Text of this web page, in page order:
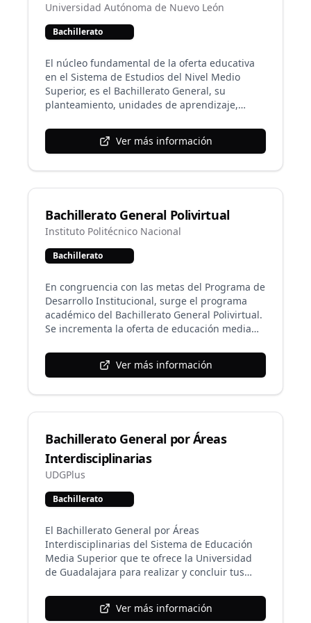
Universidad Autónoma de Nuevo León
Bachillerato
El núcleo fundamental de la oferta educativa
en el Sistema de Estudios del Nivel Medio
Superior, es el Bachillerato General, su
planteamiento, unidades de aprendizaje,
variantes. Este programa educativo tiene una
duración de cuatro semestres con 90 créditos
cursadas en línea a través de la Plataforma
Institucional de la UANL: NEXUS, plataforma
y exámenes.
Ver más información
Bachillerato General Polivirtual
Instituto Politécnico Nacional
Bachillerato
En congruencia con las metas del Programa de
Desarrollo Institucional, surge el programa
académico del Bachillerato General Polivirtual.
Se incrementa la oferta de educación media
programa enfocado en el prendizaje de las
matemáticas y las ciencias experimentales,
áreas humanísticas, ciencias sociales y
comunicación.
Ver más información
Bachillerato General por Áreas
Interdisciplinarias
UDGPlus
Bachillerato
El Bachillerato General por Áreas
Interdisciplinarias del Sistema de Educación
Media Superior que te ofrece la Universidad
de Guadalajara para realizar y concluir tus
esta enriquecido por las tecnologías de
información y comunicación, ya que es 100%
Ver más información